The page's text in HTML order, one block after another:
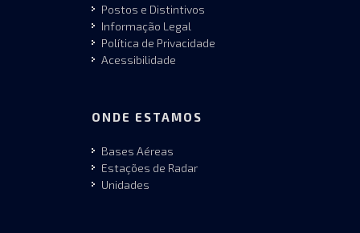
Postos e Distintivos
Informação Legal
Política de Privacidade
Acessibilidade
ONDE ESTAMOS
Bases Aéreas
Estações de Radar
Unidades